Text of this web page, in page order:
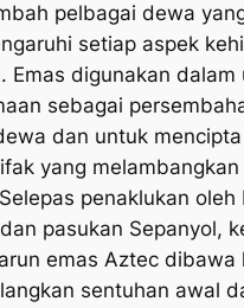
pelbagai dewa
setiap aspek
Emas digunakan dalam
sebagai
dan untuk
yang
penaklukan oleh
pasukan Sepanyol,
emas Aztec dibawa
sentuhan awal